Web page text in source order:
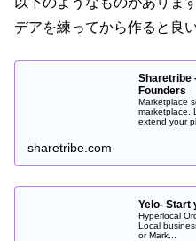
デアを練ってから作ると良
Sharetribe
Founders
Marketplace
marketplace.
extend your
sharetribe.com
Yelo- Start
Hyperlocal
Local
or Mark...